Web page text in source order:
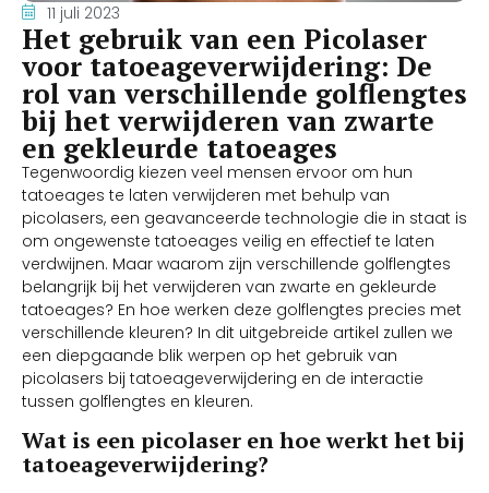
Het gebruik van een Picolaser
voor tatoeageverwijdering: De
rol van verschillende golflengtes
bij het verwijderen van zwarte
en gekleurde tatoeages
Tegenwoordig kiezen veel mensen ervoor om hun
tatoeages te laten verwijderen met behulp van
picolasers, een geavanceerde technologie die in staat is
om ongewenste tatoeages veilig en effectief te laten
verdwijnen. Maar waarom zijn verschillende golflengtes
belangrijk bij het verwijderen van zwarte en gekleurde
tatoeages? En hoe werken deze golflengtes precies met
verschillende kleuren? In dit uitgebreide artikel zullen we
een diepgaande blik werpen op het gebruik van
picolasers bij tatoeageverwijdering en de interactie
tussen golflengtes en kleuren.
Wat is een picolaser en hoe werkt het bij
tatoeageverwijdering?
11 juli 2023